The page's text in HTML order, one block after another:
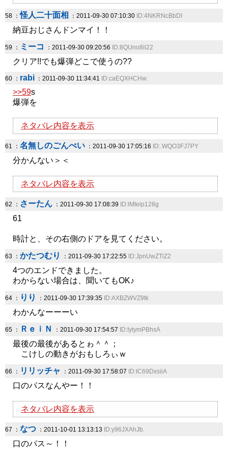
58 ：怪人二十面相 ：2011-09-30 07:10:30 ID:4NKRNcBbDI
納豆おじさんドンマイ！！
59 ： ミーコ ：2011-09-30 09:20:56 ID:8QUno8il22
クリア!!でも爆弾どこで使うの??
60 ： rabi ：2011-09-30 11:34:41 ID:caEQXHCHw.
>>59s
爆弾を
ネタバレ内容を表示
61 ： 名無しのごんべい ：2011-09-30 17:05:16 ID:.WQO3FJ7PY
分かんない＞＜
ネタバレ内容を表示
62 ： さーたん ：2011-09-30 17:08:39 ID:lMtelp128g
61
時計と、その右側のドアを見てください。
63 ： かたつむり ：2011-09-30 17:22:55 ID:JpnUwZTlZ2
4つのエンドできました。
わからない場合は、聞いてもOK♪
64 ： りり ：2011-09-30 17:39:35 ID:AXBZWVZ9tk
わかんなーーーい
65 ： ＲｅｉＮ ：2011-09-30 17:54:57 ID:IytymPBhsA
最後の最後があるとゎ＾＾；
こけしの動きがおもしろぃｗ
66 ： リリッチャ ：2011-09-30 17:58:07 ID:IC69DxsiiA
口のパスなんやー！！
ネタバレ内容を表示
67 ： なつ ：2011-10-01 13:13:13 ID:y96JXAhJb.
口のパス～！！